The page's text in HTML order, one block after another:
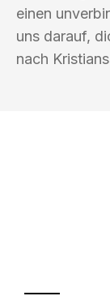
einen
uns darauf,
nach